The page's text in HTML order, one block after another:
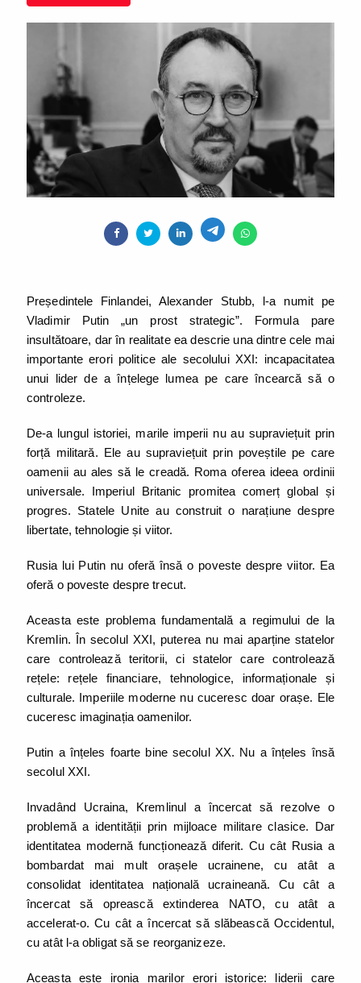
Președintele Finlandei, Alexander Stubb, l-a numit pe
Vladimir Putin „un prost strategic”. Formula pare
insultătoare, dar în realitate ea descrie una dintre cele mai
importante erori politice ale secolului XXI: incapacitatea
unui lider de a înțelege lumea pe care încearcă să o
controleze.
De-a lungul istoriei, marile imperii nu au supraviețuit prin
forță militară. Ele au supraviețuit prin poveștile pe care
oamenii au ales să le creadă. Roma oferea ideea ordinii
universale. Imperiul Britanic promitea comerț global și
progres. Statele Unite au construit o narațiune despre
libertate, tehnologie și viitor.
Rusia lui Putin nu oferă însă o poveste despre viitor. Ea
oferă o poveste despre trecut.
Aceasta este problema fundamentală a regimului de la
Kremlin. În secolul XXI, puterea nu mai aparține statelor
care controlează teritorii, ci statelor care controlează
rețele: rețele financiare, tehnologice, informaționale și
culturale. Imperiile moderne nu cuceresc doar orașe. Ele
cuceresc imaginația oamenilor.
Putin a înțeles foarte bine secolul XX. Nu a înțeles însă
secolul XXI.
Invadând Ucraina, Kremlinul a încercat să rezolve o
problemă a identității prin mijloace militare clasice. Dar
identitatea modernă funcționează diferit. Cu cât Rusia a
bombardat mai mult orașele ucrainene, cu atât a
consolidat identitatea națională ucraineană. Cu cât a
încercat să oprească extinderea NATO, cu atât a
accelerat-o. Cu cât a încercat să slăbească Occidentul,
cu atât l-a obligat să se reorganizeze.
Aceasta este ironia marilor erori istorice: liderii care